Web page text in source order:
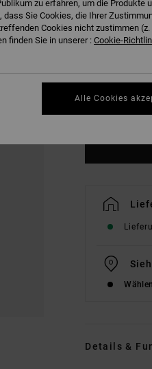
S
Details &
zu erfahren, um die Produkte
Sie Cookies, die Ihrer
Cookies nicht zustimmen (z.
finden Sie in unserer : Cookie-
Alle Cookies